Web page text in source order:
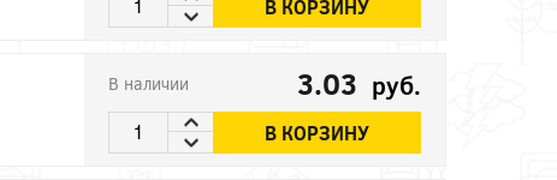
В КОРЗИНУ
В наличии 3.03 руб.
В КОРЗИНУ